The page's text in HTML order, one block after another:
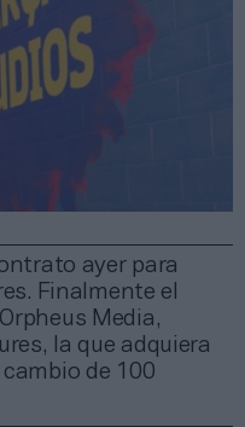
ayer para
Finalmente el
Media,
la que adquiera
de 100